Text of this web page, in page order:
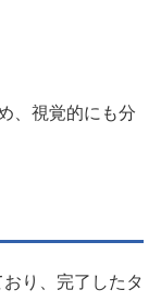
、視覚的にも分
り、完了したタ